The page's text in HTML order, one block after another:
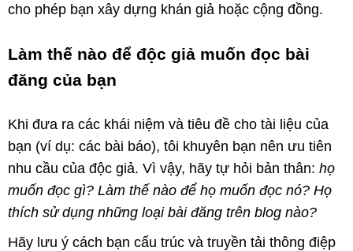
cho phép bạn xây dựng khán giả hoặc cộng đồng.
Làm thế nào để độc giả muốn đọc bài
đăng của bạn
Khi đưa ra các khái niệm và tiêu đề cho tài liệu của
bạn (ví dụ: các bài báo), tôi khuyên bạn nên ưu tiên
nhu cầu của độc giả. Vì vậy, hãy tự hỏi bản thân: họ
muốn đọc gì? Làm thế nào để họ muốn đọc nó? Họ
thích sử dụng những loại bài đăng trên blog nào?
Hãy lưu ý cách bạn cấu trúc và truyền tải thông điệp